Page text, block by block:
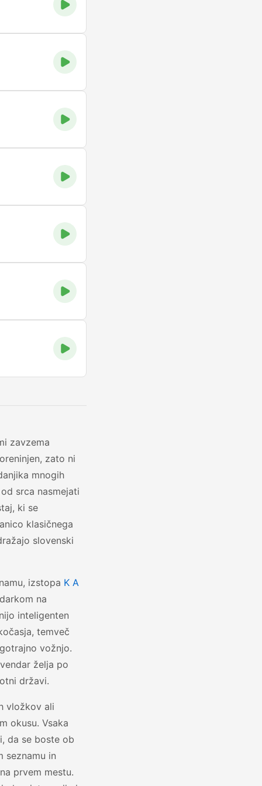
zavzema
zato ni
mnogih
srca nasmejati
ki se
klasičnega
slovenski
izstopa K A
na
inteligenten
temveč
vožnjo.
želja po
državi.
vložkov ali
okusu. Vsaka
da se boste ob
seznamu in
prvem mestu.